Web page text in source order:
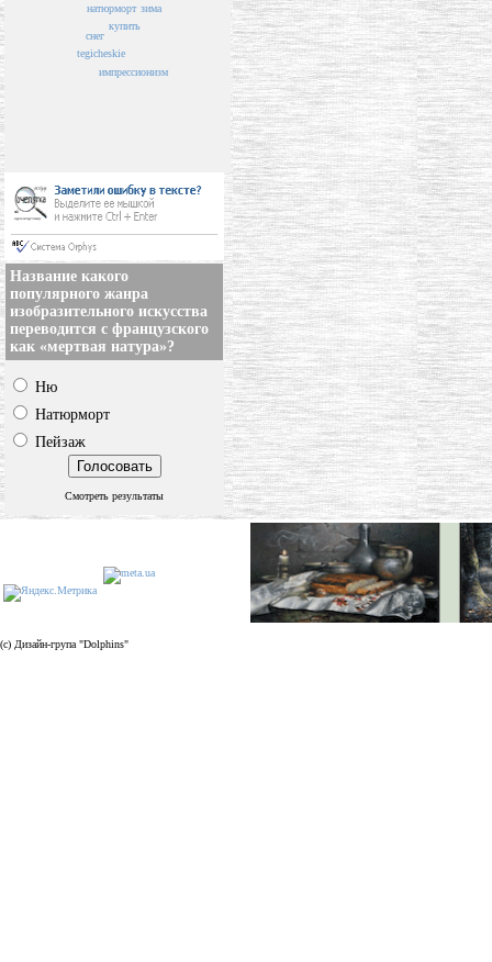
натюрморт
купить
зима
снег
tegicheskie
импрессионизм
Название какого
популярного жанра
изобразительного искусства
переводится с французского
как «мертвая натура»?
Ню
Натюрморт
Пейзаж
Смотреть результаты
(c) Дизайн-група "Dolphins"